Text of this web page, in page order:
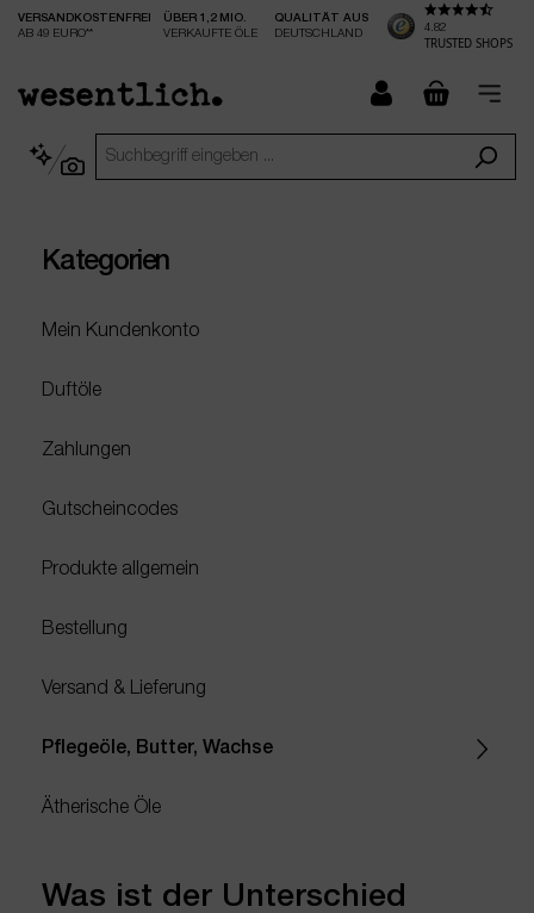
springen
VERSANDKOSTENFREI
AB 49 EURO**
ÜBER 1,2 MIO.
VERKAUFTE ÖLE
QUALITÄT AUS
DEUTSCHLAND
4.82
TRUSTED SHOPS
Kategorien
Mein Kundenkonto
Duftöle
Zahlungen
Gutscheincodes
Produkte allgemein
Bestellung
Versand & Lieferung
Pflegeöle, Butter, Wachse
Ätherische Öle
Was ist der Unterschied